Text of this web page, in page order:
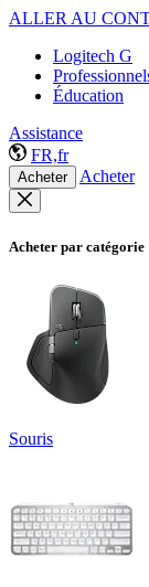
ALLER AU
Logitech G
Éducation
Assistance
FR,fr
Acheter Acheter
Acheter par catégorie
Souris